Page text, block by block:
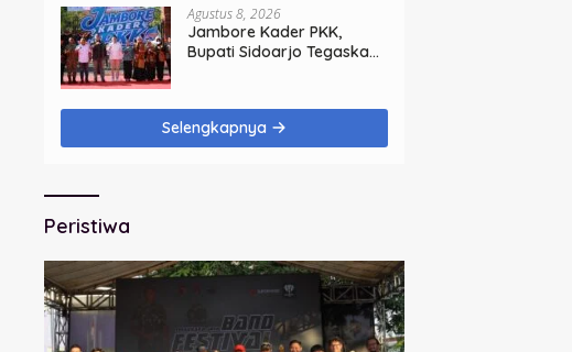
Agustus 8, 2026
Jambore Kader PKK,
Bupati Sidoarjo Tegaskan
Selengkapnya
Peristiwa